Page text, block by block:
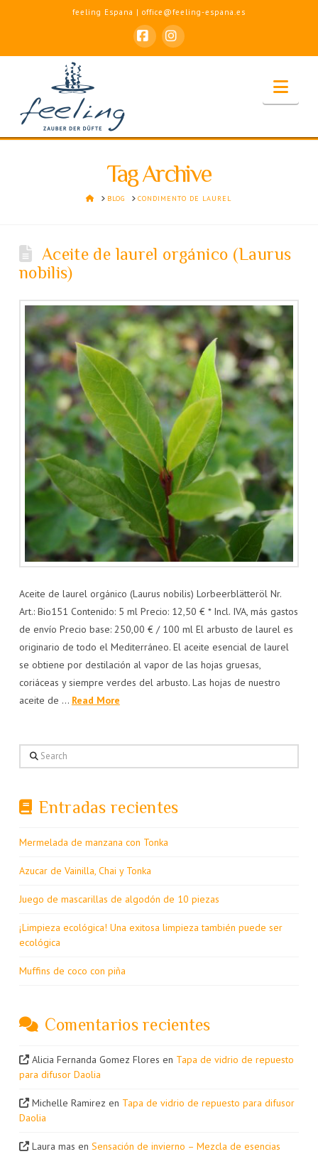
feeling Espana | office@feeling-espana.es
FacebookInstagram
Tag Archive
HOMEBLOG CONDIMENTO DE LAUREL
Aceite de laurel orgánico (Laurus
nobilis)
Aceite de laurel orgánico (Laurus nobilis) Lorbeerblätteröl Nr.
Art.: Bio151 Contenido: 5 ml Precio: 12,50 € * Incl. IVA, más gastos
de envío Precio base: 250,00 € / 100 ml El arbusto de laurel es
originario de todo el Mediterráneo. El aceite esencial de laurel
se obtiene por destilación al vapor de las hojas gruesas,
coriáceas y siempre verdes del arbusto. Las hojas de nuestro
aceite de … Read More
Search
Entradas recientes
Mermelada de manzana con Tonka
Azucar de Vainilla, Chai y Tonka
Juego de mascarillas de algodón de 10 piezas
¡Limpieza ecológica! Una exitosa limpieza también puede ser
ecológica
Muffins de coco con piña
Comentarios recientes
Alicia Fernanda Gomez Flores en Tapa de vidrio de repuesto
para difusor Daolia
Michelle Ramirez en Tapa de vidrio de repuesto para difusor
Daolia
Laura mas enSensación de invierno – Mezcla de esencias